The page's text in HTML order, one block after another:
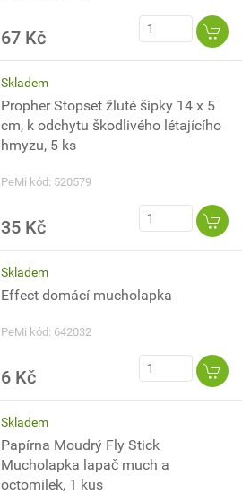
67 Kč
Skladem
Propher Stopset žluté šipky 14 x 5
cm, k odchytu škodlivého létajícího
hmyzu, 5 ks
PeMi kód: 520579
35 Kč
Skladem
Effect domácí mucholapka
PeMi kód: 642032
6 Kč
Skladem
Papírna Moudrý Fly Stick
Mucholapka lapač much a
octomilek, 1 kus